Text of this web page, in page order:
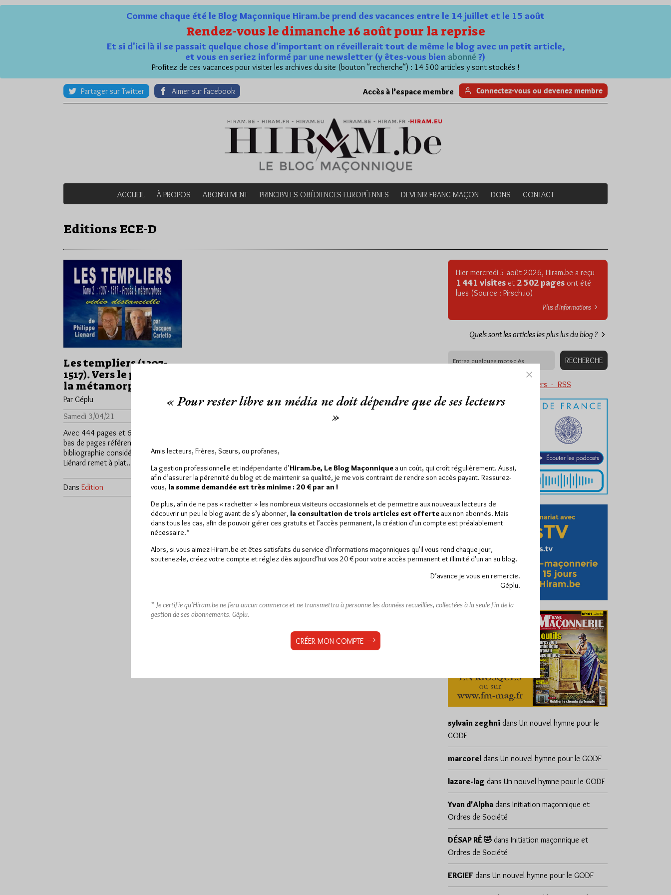
Comme chaque été le Blog Maçonnique Hiram.be prend des vacances entre le 14 juillet et le 15 août
Rendez-vous le dimanche 16 août pour la reprise
Et si d'ici là il se passait quelque chose d'important on réveillerait tout de même le blog avec un petit article,
et vous en seriez informé par une newsletter (y êtes-vous bien abonné ?)
Profitez de ces vacances pour visiter les archives du site (bouton "recherche") : 14 500 articles y sont stockés !
Partager sur Twitter Aimer sur Facebook Accès à l’espace membre Connectez-vous ou devenez membre
ACCUEIL À PROPOS ABONNEMENT PRINCIPALES OBÉDIENCES EUROPÉENNES DEVENIR FRANC-MAÇON DONS CONTACT
Editions ECE-D
Les templiers (1307-
1517). Vers le procès et
la métamorphose
Par Géplu
Samedi 3/04/21
Avec 444 pages et 647 notes de
bas de pages référents à une
bibliographie considérable, Philippe
Liénard remet à plat…
Dans Edition 1 commentaire
Hier mercredi 5 août 2026, Hiram.be a reçu
1 441 visites et 2 502 pages ont été
lues (Source : Pirsch.io)
Plus d’informations
Quels sont les articles les plus lus du blog ?
Abonnement aux Newsletters - RSS
sylvain zeghni dans Un nouvel hymne pour le
GODF
marcorel dans Un nouvel hymne pour le GODF
lazare-lag dans Un nouvel hymne pour le GODF
Yvan d'Alpha dans Initiation maçonnique et
Ordres de Société
DÉSAP RÊ 🤣 dans Initiation maçonnique et
Ordres de Société
ERGIEF dans Un nouvel hymne pour le GODF
« Pour rester libre un média ne doit dépendre que de ses lecteurs
»
Amis lecteurs, Frères, Sœurs, ou profanes,
La gestion professionnelle et indépendante d’Hiram.be, Le Blog Maçonnique a un coût, qui croît régulièrement. Aussi,
afin d’assurer la pérennité du blog et de maintenir sa qualité, je me vois contraint de rendre son accès payant. Rassurez-
vous, la somme demandée est très minime : 20 € par an !
De plus, afin de ne pas « racketter » les nombreux visiteurs occasionnels et de permettre aux nouveaux lecteurs de
découvrir un peu le blog avant de s’y abonner, la consultation de trois articles est offerte aux non abonnés. Mais
dans tous les cas, afin de pouvoir gérer ces gratuits et l’accès permanent, la création d'un compte est préalablement
nécessaire.*
Alors, si vous aimez Hiram.be et êtes satisfaits du service d’informations maçonniques qu'il vous rend chaque jour,
soutenez-le, créez votre compte et réglez dès aujourd’hui vos 20 € pour votre accès permanent et illimité d'un an au blog.
D’avance je vous en remercie.
Géplu.
* Je certifie qu’Hiram.be ne fera aucun commerce et ne transmettra à personne les données recueillies, collectées à la seule fin de la
gestion de ses abonnements. Géplu.
CRÉER MON COMPTE